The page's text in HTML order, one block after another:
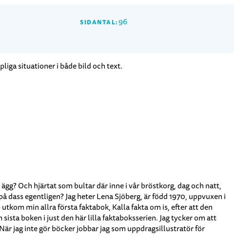
SIDANTAL:96
situationer i både bild och text.
Och hjärtat som bultar där inne i vår bröstkorg, dag och natt,
egentligen? Jag heter Lena Sjöberg, är född 1970, uppvuxen i
min allra första faktabok, Kalla fakta om is, efter att den
boken i just den här lilla faktaboksserien. Jag tycker om att
jag inte gör böcker jobbar jag som uppdragsillustratör för